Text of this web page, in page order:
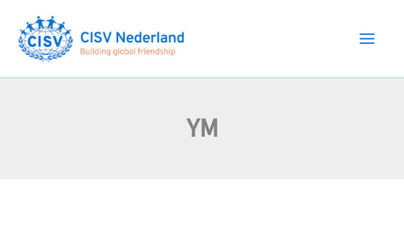
naar
inhoud
YM